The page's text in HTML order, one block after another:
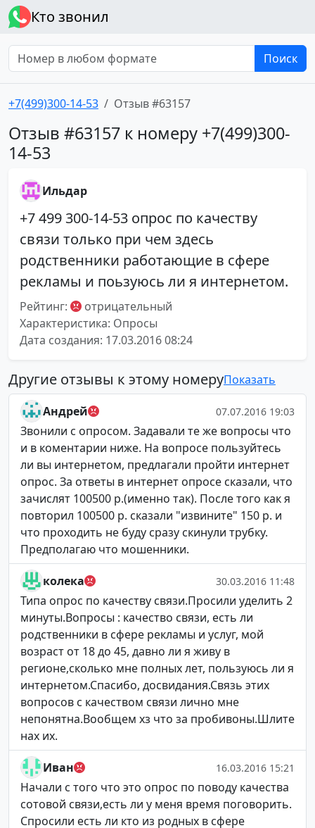
Кто звонил
Поиск
+7(499)300-14-53 Отзыв #63157
Отзыв #63157 к номеру +7(499)300-
14-53
Ильдар
‭+7 499 300-14-53‬ опрос по качеству
связи только при чем здесь
родственники работающие в сфере
рекламы и поьзуюсь ли я интернетом.
Рейтинг:
отрицательный
Характеристика: Опросы
Дата создания: 17.03.2016 08:24
Другие отзывы к этому номеруПоказать
Андрей 07.07.2016 19:03
Звонили с опросом. Задавали те же вопросы что
и в коментарии ниже. На вопросе пользуйтесь
ли вы интернетом, предлагали пройти интернет
опрос. За ответы в интернет опросе сказали, что
зачислят 100500 р.(именно так). После того как я
повторил 100500 р. сказали "извините" 150 р. и
что проходить не буду сразу скинули трубку.
Предполагаю что мошенники.
колека 30.03.2016 11:48
Типа опрос по качеству связи.Просили уделить 2
минуты.Вопросы : качество связи, есть ли
родственники в сфере рекламы и услуг, мой
возраст от 18 до 45, давно ли я живу в
регионе,сколько мне полных лет, пользуюсь ли я
интернетом.Спасибо, досвидания.Связь этих
вопросов с качеством связи лично мне
непонятна.Вообщем хз что за пробивоны.Шлите
нах их.
Иван 16.03.2016 15:21
Начали с того что это опрос по поводу качества
сотовой связи,есть ли у меня время поговорить.
Спросили есть ли кто из родных в сфере